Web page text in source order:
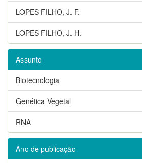
LOPES FILHO, J. F.
LOPES FILHO, J. H.
Assunto
Biotecnologia
Genética Vegetal
RNA
Ano de publicação